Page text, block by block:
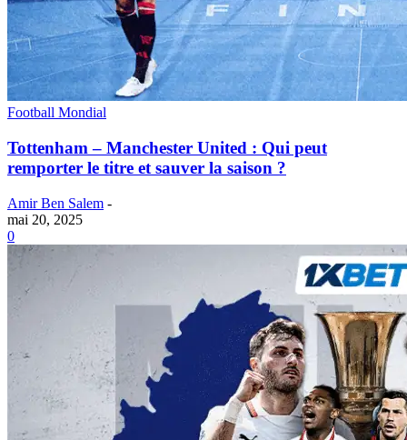
Football Mondial
Tottenham – Manchester United : Qui peut
remporter le titre et sauver la saison ?
Amir Ben Salem -
mai 20, 2025
0